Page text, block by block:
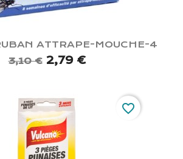
ATTRAPE-MOUCHE-4
3,10 € 2,79 €
favorite_border